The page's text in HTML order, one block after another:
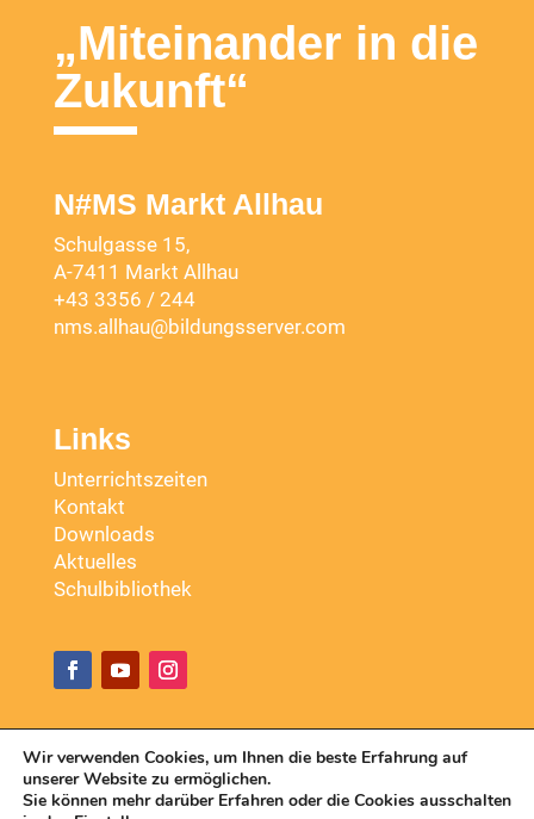
„Miteinander in die
Zukunft“
N#MS Markt Allhau
Schulgasse 15,
A-7411 Markt Allhau
+43 3356 / 244
nms.allhau@bildungsserver.com
Links
Unterrichtszeiten
Kontakt
Downloads
Aktuelles
Schulbibliothek
Copyright 2026, N#MS Markt Allhau
Wir verwenden Cookies, um Ihnen die beste Erfahrung auf
unserer Website zu ermöglichen.
Sie können mehr darüber Erfahren oder die Cookies ausschalten